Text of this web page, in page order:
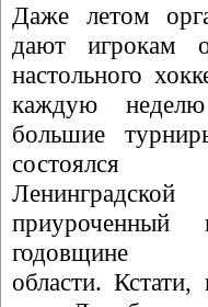
Даже летом
дают игрокам
настольного
каждую неделю
большие
годовщине
области.